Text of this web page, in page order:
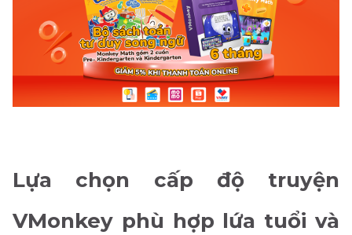
Lựa chọn cấp độ truyện
VMonkey phù hợp lứa tuổi và